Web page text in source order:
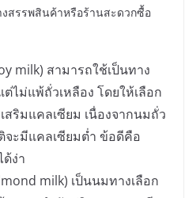
สรรพสินค้าหรือร้านสะดวกซื้อ
milk) สามารถใช้เป็นทาง
ไม่แพ้ถั่วเหลือง โดยให้เลือก
สริมแคลเซียม เนื่องจากนมถั่ว
จะมีแคลเซียมต่ำ ข้อดีคือ
ง่า
milk) เป็นนมทางเลือก